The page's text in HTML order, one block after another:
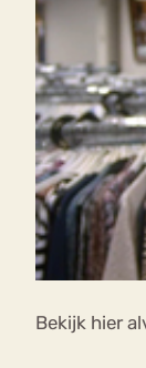
Bekijk hier